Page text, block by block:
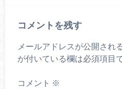
コメントを残す
メールアドレスが公開され
が付いている欄は必須項目
コメント ※